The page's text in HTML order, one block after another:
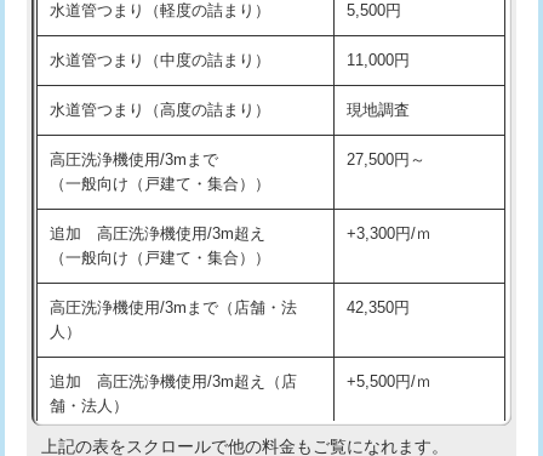
洗面台設置 38,500円
化粧台設置 22,000円
追加人工 16,500円
廃棄・処分 現場見積
※給水管工事は20mmまでの価格です。
交換・取付(排水栓・排水トラップ
22,000円+材料費
持込商品取付（混合水栓）
持込商品取付（浄水器・分岐水栓） 16,500円
業）
排水管工事（追加 排水管工事/3ｍ超
え）
水道管つまり（軽度の詰まり） 5,500円
水道管つまり（中度の詰まり） 11,000円
水道管つまり（高度の詰まり） 現地調査
高圧洗浄機使用/3mまで
（一般向け（戸建て・集合））
27,500円～
追加 高圧洗浄機使用/3m超え
（一般向け（戸建て・集合））
+3,300円/ｍ
高圧洗浄機使用/3mまで（店舗・法
人）
42,350円
追加 高圧洗浄機使用/3m超え（店
舗・法人）
+5,500円/ｍ
上記の表をスクロールで他の料金もご覧になれます。